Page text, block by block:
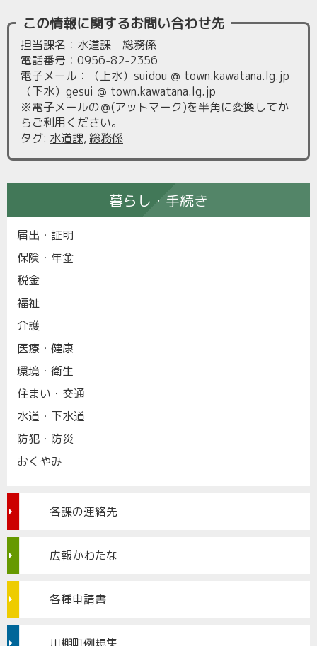
この情報に関するお問い合わせ先
担当課名：水道課 総務係
電話番号：0956-82-2356
電子メール：（上水）suidou ＠ town.kawatana.lg.jp
（下水）gesui ＠ town.kawatana.lg.jp
※電子メールの＠(アットマーク)を半角に変換してか
らご利用ください。
タグ: 水道課,総務係
暮らし・手続き
届出・証明
保険・年金
税金
福祉
介護
医療・健康
環境・衛生
住まい・交通
水道・下水道
防犯・防災
おくやみ
各課の連絡先
広報かわたな
各種申請書